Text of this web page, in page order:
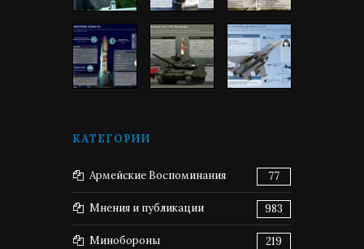
КАТЕГОРИИ
Армейские Воспоминания 77
Мнения и публикации 983
Минобороны 219